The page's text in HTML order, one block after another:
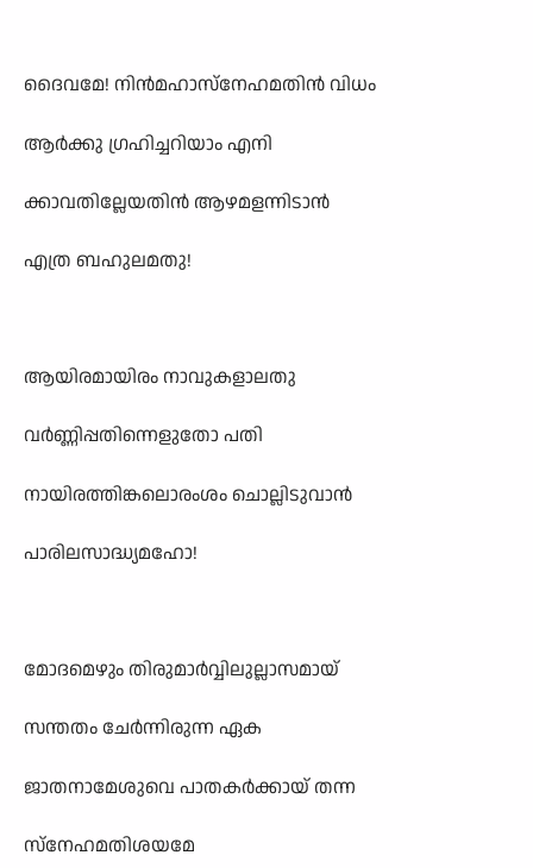
ദൈവമേ! നിൻമഹാസ്നേഹമതിൻ വിധം
ആർക്കു ഗ്രഹിച്ചറിയാം എനി
ക്കാവതില്ലേയതിൻ ആഴമളന്നിടാൻ
എത്ര ബഹുലമതു!
ആയിരമായിരം നാവുകളാലതു
വർണ്ണിപ്പതിന്നെളുതോ പതി
നായിരത്തിങ്കലൊരംശം ചൊല്ലിടുവാൻ
പാരിലസാദ്ധ്യമഹോ!
മോദമെഴും തിരുമാർവ്വിലുല്ലാസമായ്
സന്തതം ചേർന്നിരുന്ന ഏക
ജാതനാമേശുവെ പാതകർക്കായ് തന്ന
സ്നേഹമതിശയമേ